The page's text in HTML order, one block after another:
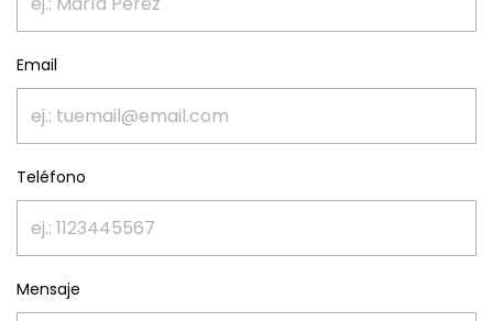
Email
Teléfono
Mensaje